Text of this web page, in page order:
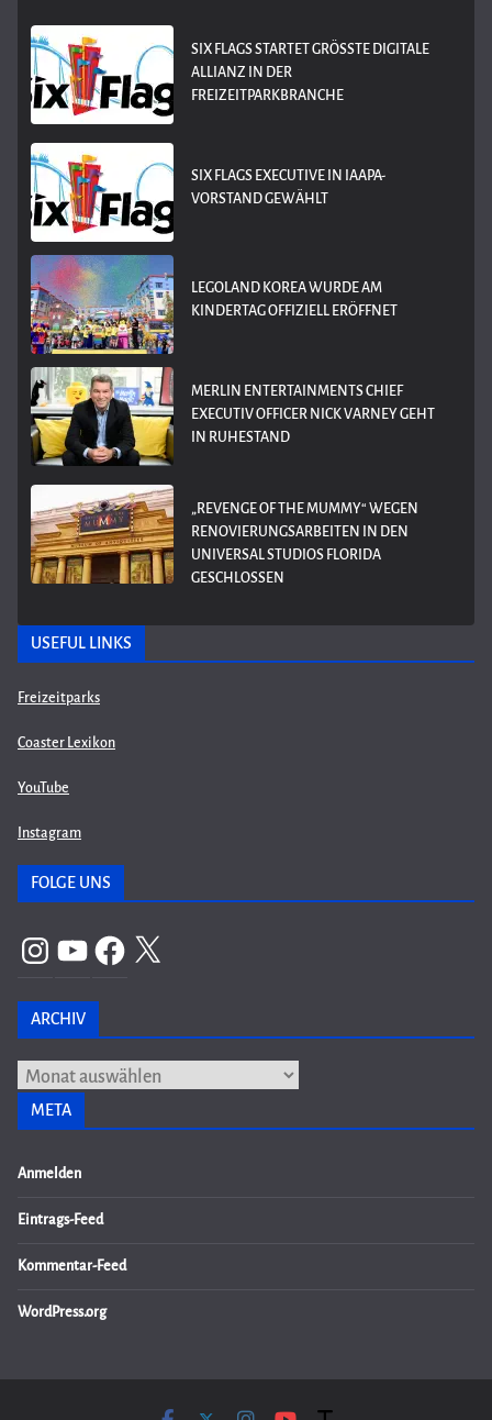
SIX FLAGS STARTET GRÖSSTE DIGITALE A
LLIANZ IN DER F
REIZEITPARKBRANCHE
SIX FLAGS EXECUTIVE IN IAAPA-
VORSTAND GEWÄHLT
LEGOLAND KOREA WURDE AM
KINDERTAG OFFIZIELL ERÖFFNET
MERLIN ENTERTAINMENTS CHIEF
EXECUTIV OFFICER NICK VARNEY GEHT
IN RUHESTAND
„REVENGE OF THE MUMMY“ WEGEN
RENOVIERUNGSARBEITEN IN DEN
UNIVERSAL STUDIOS FLORIDA
GESCHLOSSEN
USEFUL LINKS
Freizeitparks
Coaster Lexikon
YouTube
Instagram
FOLGE UNS
InstagramYouTubeFacebook
X
ARCHIV
Archiv
META
Anmelden
Eintrags-Feed
Kommentar-Feed
WordPress.org